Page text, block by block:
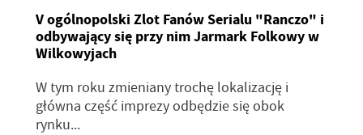
V ogólnopolski Zlot Fanów Serialu "Ranczo" i
odbywający się przy nim Jarmark Folkowy w
Wilkowyjach
W tym roku zmieniany trochę lokalizację i
główna część imprezy odbędzie się obok
rynku...